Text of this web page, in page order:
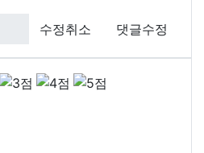
수정취소 댓글수정